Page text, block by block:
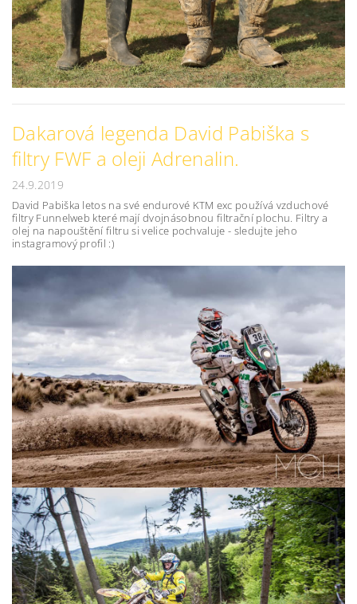
Dakarová legenda David Pabiška s
filtry FWF a oleji Adrenalin.
24.9.2019
David Pabiška letos na své endurové KTM exc používá vzduchové
filtry Funnelweb které mají dvojnásobnou filtrační plochu. Filtry a
olej na napouštění filtru si velice pochvaluje - sledujte jeho
instagramový profil :)